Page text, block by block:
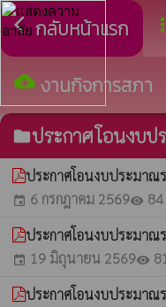
arrow_back_iosกลับหน้าแรก
cloud_download งานกิจการสภา
folderประกาศโอนงบป
ประกาศโอนงบประมา
event 6 กรกฎาคม 2569visibility 84
ประกาศโอนงบประมา
event 19 มิถุนายน 2569visibility
ประกาศโอนงบประมา